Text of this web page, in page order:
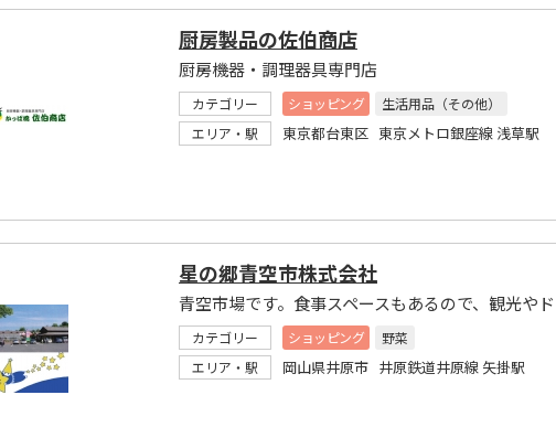
厨房製品の佐伯商店
厨房機器・調理器具専門店
カテゴリー ショッピング
生活用品（その他）
エリア・駅
東京都台東区 東京メトロ銀座線 浅草駅
星の郷青空市株式会社
カテゴリー ショッピング
野菜
エリア・駅
岡山県井原市 井原鉄道井原線 矢掛駅